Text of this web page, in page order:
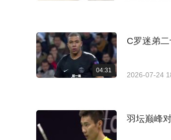
04:31
C罗迷弟
2026-07-24
羽坛巅峰